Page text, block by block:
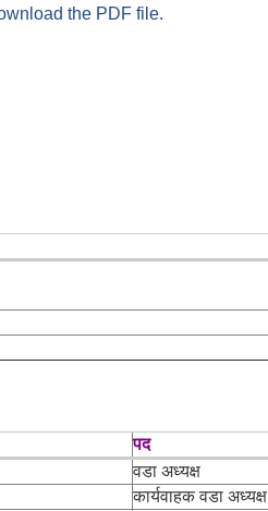
the PDF file.
पद
वडा अध्यक्ष
कार्यवाहक वडा अध्यक्ष